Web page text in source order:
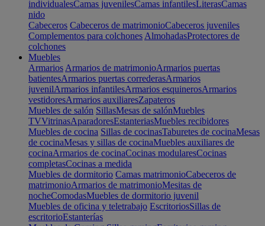
individualesCamas juvenilesCamas infantilesLiterasCamas
nido
Cabeceros Cabeceros de matrimonioCabeceros juveniles
Complementos para colchones AlmohadasProtectores de
colchones
Muebles
Armarios Armarios de matrimonioArmarios puertas
batientesArmarios puertas correderasArmarios
juvenilArmarios infantilesArmarios esquinerosArmarios
vestidoresArmarios auxiliaresZapateros
Muebles de salón SillasMesas de salónMuebles
TVVitrinasAparadoresEstanteriasMuebles recibidores
Muebles de cocina Sillas de cocinasTaburetes de cocinaMesas
de cocinaMesas y sillas de cocinaMuebles auxiliares de
cocinaArmarios de cocinaCocinas modularesCocinas
completasCocinas a medida
Muebles de dormitorio Camas matrimonioCabeceros de
matrimonioArmarios de matrimonioMesitas de
nocheComodasMuebles de dormitorio juvenil
Muebles de oficina y teletrabajo EscritoriosSillas de
escritorioEstanterías